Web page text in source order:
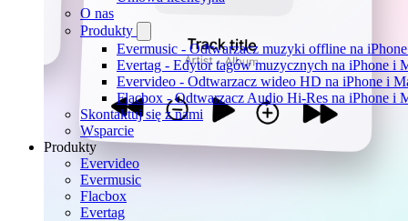
O nas
Produkty
Evermusic - Odtwarzacz muzyki offline na
Evertag - Edytor tagów muzycznych na iPhone i
Evervideo - Odtwarzacz wideo HD na iPhone i
Flacbox - Odtwarzacz Audio Hi-Res na iPhone i
Skontaktuj się z nami
Wsparcie
Produkty
Evervideo
Evermusic
Flacbox
Evertag